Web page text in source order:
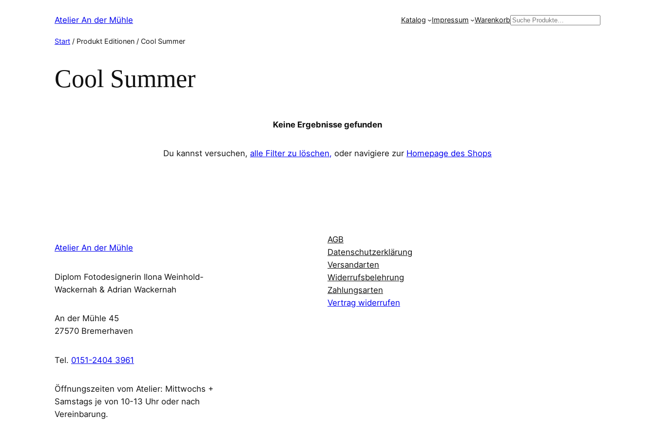
Atelier An der Mühle Katalog Impressum WarenkorbSuchen
Start / Produkt Editionen / Cool Summer
Cool Summer
Keine Ergebnisse gefunden
Du kannst versuchen, alle Filter zu löschen, oder navigiere zur Homepage des Shops
Atelier An der Mühle
Diplom Fotodesignerin Ilona Weinhold-
Wackernah & Adrian Wackernah
An der Mühle 45
27570 Bremerhaven
Tel. 0151-2404 3961
Öffnungszeiten vom Atelier: Mittwochs +
Samstags je von 10-13 Uhr oder nach
Vereinbarung.
AGB
Datenschutzerklärung
Versandarten
Widerrufsbelehrung
Zahlungsarten
Vertrag widerrufen